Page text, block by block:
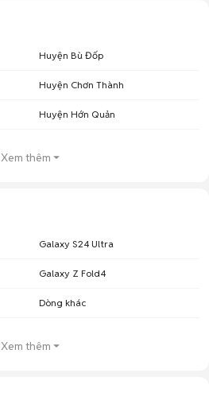
Huyện Bù Đốp
Huyện Chơn Thành
Huyện Hớn Quản
Xem thêm
Galaxy S24 Ultra
Galaxy Z Fold4
Dòng khác
Xem thêm